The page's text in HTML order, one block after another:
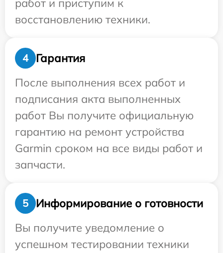
работ и приступим к
восстановлению техники.
4
Гарантия
После выполнения всех работ и
подписания акта выполненных
работ Вы получите официальную
гарантию на ремонт устройства
Garmin сроком на все виды работ и
запчасти.
5
Информирование о готовности
Вы получите уведомление о
успешном тестировании техники